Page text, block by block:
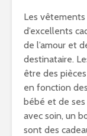
Les
d’excellents
de l’amour et
destinataire.
être des
en fonction
bébé et de
avec soin, un
sont des